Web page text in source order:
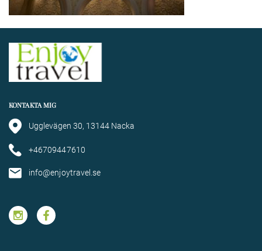
KONTAKTA MIG
Ugglevägen 30, 13144 Nacka
+46709447610
info@enjoytravel.se